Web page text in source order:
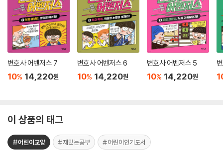
변호사 어벤저스 7
10% 14,220원
변호사 어벤저스 6
10% 14,220원
변호사 어벤저스 5
10% 14,220원
이 상품의 태그
#어린이교양 #재밌는공부 #어린이인기도서